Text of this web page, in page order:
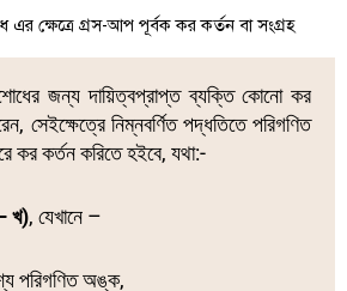
ক্ষেত্রে গ্রস-আপ পূর্বক কর কর্তন বা সংগ্রহ
জন্য দায়িত্বপ্রাপ্ত ব্যক্তি কোনো কর
সেইক্ষেত্রে নিম্নবর্ণিত পদ্ধতিতে পরিগণিত
কর কর্তন করিতে হইবে, যথা:-
খ), যেখানে –
পরিগণিত অঙ্ক,